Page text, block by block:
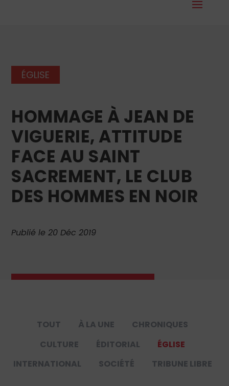
ÉGLISE
HOMMAGE À JEAN DE
VIGUERIE, ATTITUDE
FACE AU SAINT
SACREMENT, LE CLUB
DES HOMMES EN NOIR
Publié le 20 Déc 2019
TOUT À LA UNE
CHRONIQUES
CULTURE
ÉDITORIAL
ÉGLISE
INTERNATIONAL
SOCIÉTÉ TRIBUNE LIBRE